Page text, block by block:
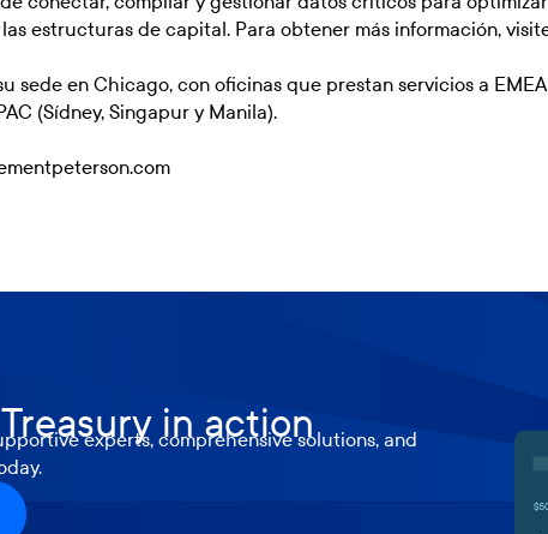
estructuras de capital. Para obtener más información,
sede en Chicago, con oficinas que prestan servicios a EMEA
(Sídney, Singapur y Manila).
in action
experts, comprehensive solutions, and